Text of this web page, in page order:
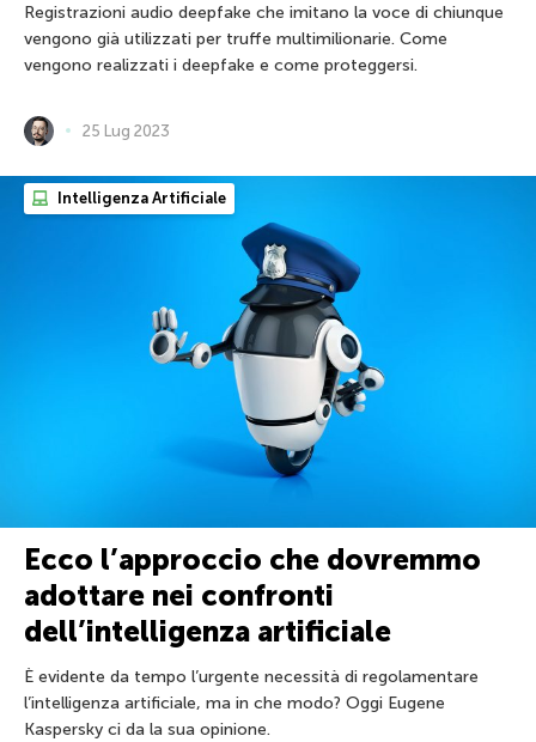
Registrazioni audio deepfake che imitano la voce di chiunque
vengono già utilizzati per truffe multimilionarie. Come
vengono realizzati i deepfake e come proteggersi.
25 Lug 2023
Intelligenza Artificiale
Ecco l’approccio che dovremmo
adottare nei confronti
dell’intelligenza artificiale
È evidente da tempo l’urgente necessità di regolamentare
l’intelligenza artificiale, ma in che modo? Oggi Eugene
Kaspersky ci da la sua opinione.